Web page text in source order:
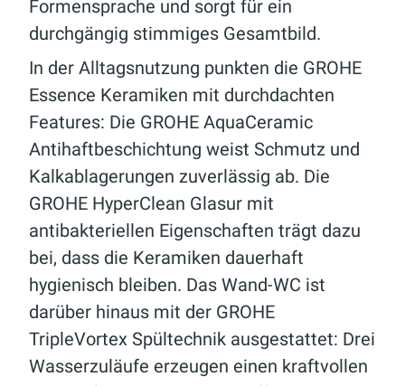
Formensprache und sorgt für ein
durchgängig stimmiges Gesamtbild.
In der Alltagsnutzung punkten die GROHE
Essence Keramiken mit durchdachten
Features: Die GROHE AquaCeramic
Antihaftbeschichtung weist Schmutz und
Kalkablagerungen zuverlässig ab. Die
GROHE HyperClean Glasur mit
antibakteriellen Eigenschaften trägt dazu
bei, dass die Keramiken dauerhaft
hygienisch bleiben. Das Wand-WC ist
darüber hinaus mit der GROHE
TripleVortex Spültechnik ausgestattet: Drei
Wasserzuläufe erzeugen einen kraftvollen